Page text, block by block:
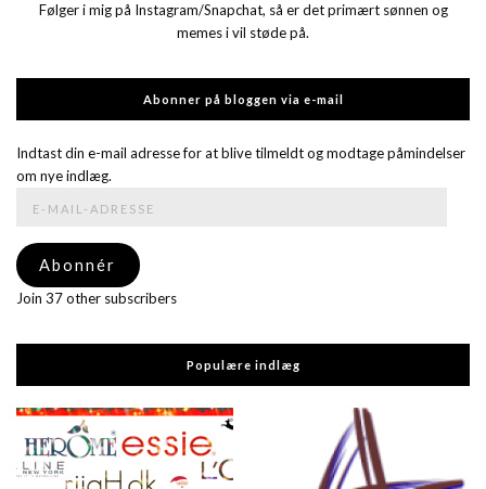
Følger i mig på Instagram/Snapchat, så er det primært sønnen og
memes i vil støde på.
Abonner på bloggen via e-mail
Indtast din e-mail adresse for at blive tilmeldt og modtage påmindelser
om nye indlæg.
adresse
Abonnér
Join 37 other subscribers
Populære indlæg